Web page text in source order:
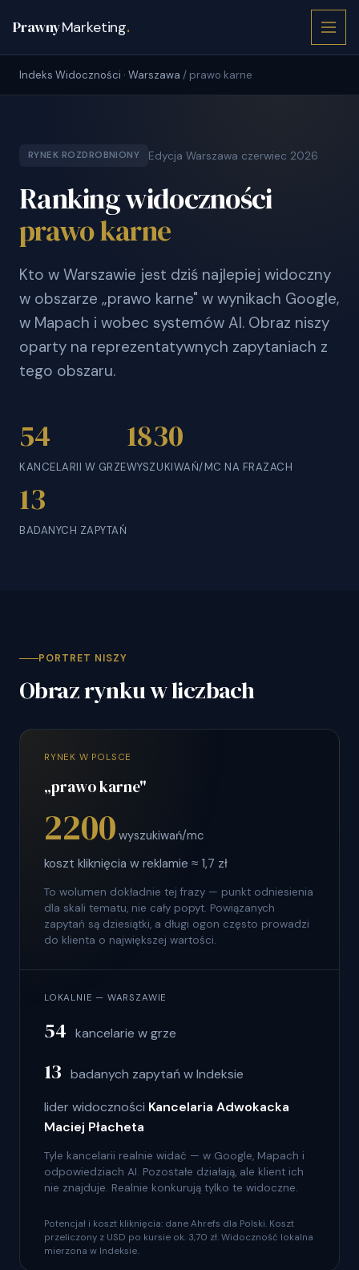
PrawnyMarketing.
Indeks Widoczności · Warszawa / prawo karne
RYNEK ROZDROBNIONY Edycja Warszawa czerwiec 2026
Ranking widoczności
prawo karne
Kto w Warszawie jest dziś najlepiej widoczny
w obszarze „prawo karne" w wynikach Google,
w Mapach i wobec systemów AI. Obraz niszy
oparty na reprezentatywnych zapytaniach z
tego obszaru.
54
KANCELARII W GRZE
1830
WYSZUKIWAŃ/MC NA FRAZACH
13
BADANYCH ZAPYTAŃ
PORTRET NISZY
Obraz rynku w liczbach
RYNEK W POLSCE
„prawo karne"
2200 wyszukiwań/mc
koszt kliknięcia w reklamie ≈ 1,7 zł
To wolumen dokładnie tej frazy — punkt odniesienia
dla skali tematu, nie cały popyt. Powiązanych
zapytań są dziesiątki, a długi ogon często prowadzi
do klienta o największej wartości.
LOKALNIE — WARSZAWIE
54 kancelarie w grze
13 badanych zapytań w Indeksie
lider widoczności Kancelaria Adwokacka
Maciej Płacheta
Tyle kancelarii realnie widać — w Google, Mapach i
odpowiedziach AI. Pozostałe działają, ale klient ich
nie znajduje. Realnie konkurują tylko te widoczne.
Potencjał i koszt kliknięcia: dane Ahrefs dla Polski. Koszt
przeliczony z USD po kursie ok. 3,70 zł. Widoczność lokalna
mierzona w Indeksie.